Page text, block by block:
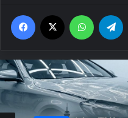
Facebook WhatsApp